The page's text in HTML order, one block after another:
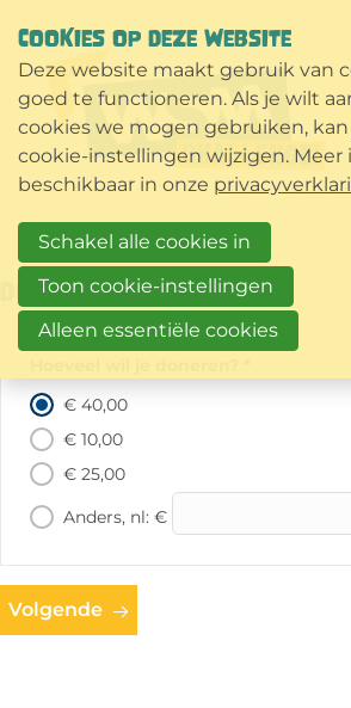
Donatie
€ 40,00
€ 10,00
€ 25,00
Anders, nl: €
Volgende
COOKIES OP DEZE WEBSITE
Deze website maakt gebruik van
goed te functioneren. Als je wilt
cookies we mogen gebruiken,
cookie-instellingen wijzigen. Meer
beschikbaar in onze
Schakel alle cookies in
Toon cookie-instellingen
Alleen essentiële cookies